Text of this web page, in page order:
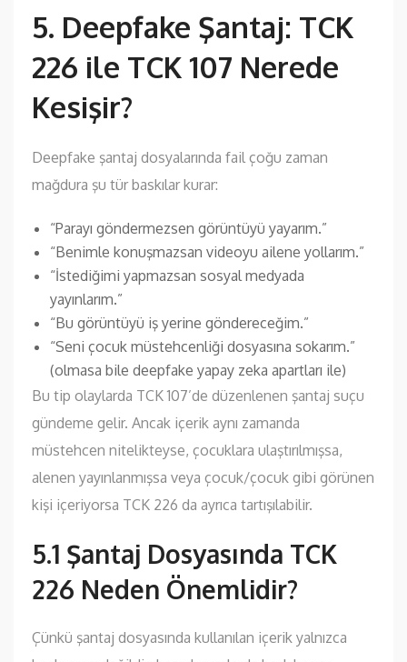
5. Deepfake Şantaj: TCK
226 ile TCK 107 Nerede
Kesişir?
Deepfake şantaj dosyalarında fail çoğu zaman
mağdura şu tür baskılar kurar:
“Parayı göndermezsen görüntüyü yayarım.”
“Benimle konuşmazsan videoyu ailene yollarım.”
“İstediğimi yapmazsan sosyal medyada
yayınlarım.”
“Bu görüntüyü iş yerine göndereceğim.”
“Seni çocuk müstehcenliği dosyasına sokarım.”
(olmasa bile deepfake yapay zeka apartları ile)
Bu tip olaylarda TCK 107’de düzenlenen şantaj suçu
gündeme gelir. Ancak içerik aynı zamanda
müstehcen nitelikteyse, çocuklara ulaştırılmışsa,
alenen yayınlanmışsa veya çocuk/çocuk gibi görünen
kişi içeriyorsa TCK 226 da ayrıca tartışılabilir.
5.1 Şantaj Dosyasında TCK
226 Neden Önemlidir?
Çünkü şantaj dosyasında kullanılan içerik yalnızca